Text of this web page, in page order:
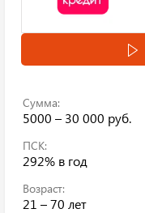
Сумма:
5000 – 30 000 руб.
ПСК:
292% в год
Возраст:
21 – 70 лет